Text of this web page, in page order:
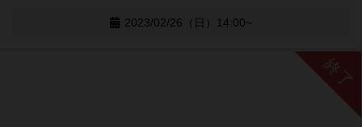
2023/02/26（日）14:00~
終了